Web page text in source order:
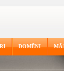
DOMĒNI